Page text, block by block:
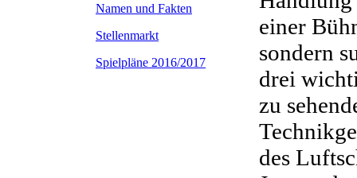
Namen und Fakten
Stellenmarkt
Spielpläne 2016/2017
einer
sondern
drei
zu
des